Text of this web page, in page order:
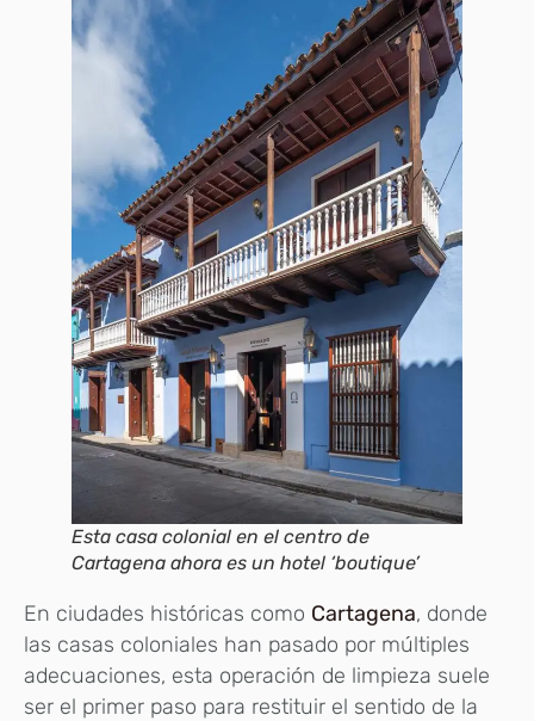
Esta casa colonial en el centro de
Cartagena ahora es un hotel ‘boutique’
En ciudades históricas como Cartagena, donde
las casas coloniales han pasado por múltiples
adecuaciones, esta operación de limpieza suele
ser el primer paso para restituir el sentido de la